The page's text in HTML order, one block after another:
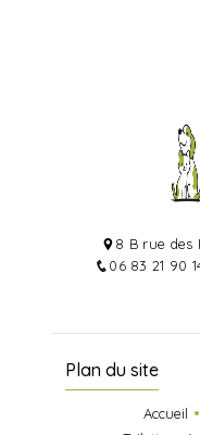
8 B rue des
06 83 21 90
Plan du site
Accueil